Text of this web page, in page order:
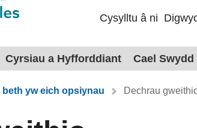
Cysylltu â ni
Cyrsiau a Hyfforddiant Cael Swydd
beth yw eich opsiynau Dechrau